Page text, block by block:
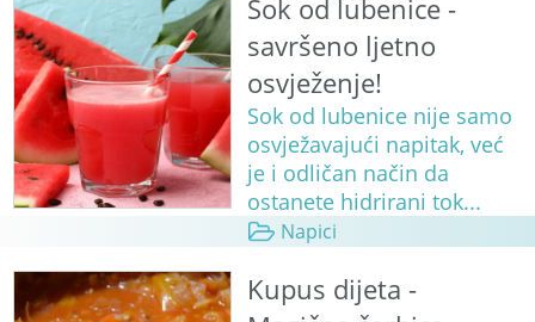
Sok od lubenice -
savršeno ljetno
osvježenje!
Sok od lubenice nije samo
osvježavajući napitak, već
je i odličan način da
ostanete hidrirani tok...
Napici
Kupus dijeta -